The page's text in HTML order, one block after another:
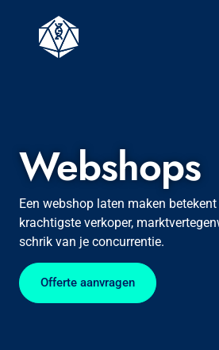
Webshops
Een webshop laten maken
krachtigste verkoper,
schrik van je concurrentie.
Offerte aanvragen